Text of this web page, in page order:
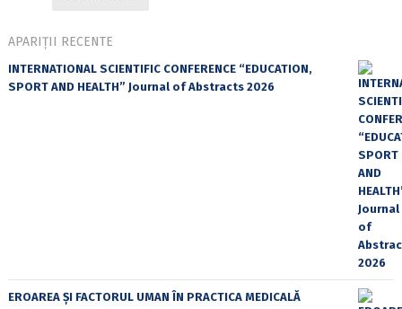
APARIȚII RECENTE
INTERNATIONAL SCIENTIFIC CONFERENCE “EDUCATION,
SPORT AND HEALTH” Journal of Abstracts 2026
EROAREA ȘI FACTORUL UMAN ÎN PRACTICA MEDICALĂ